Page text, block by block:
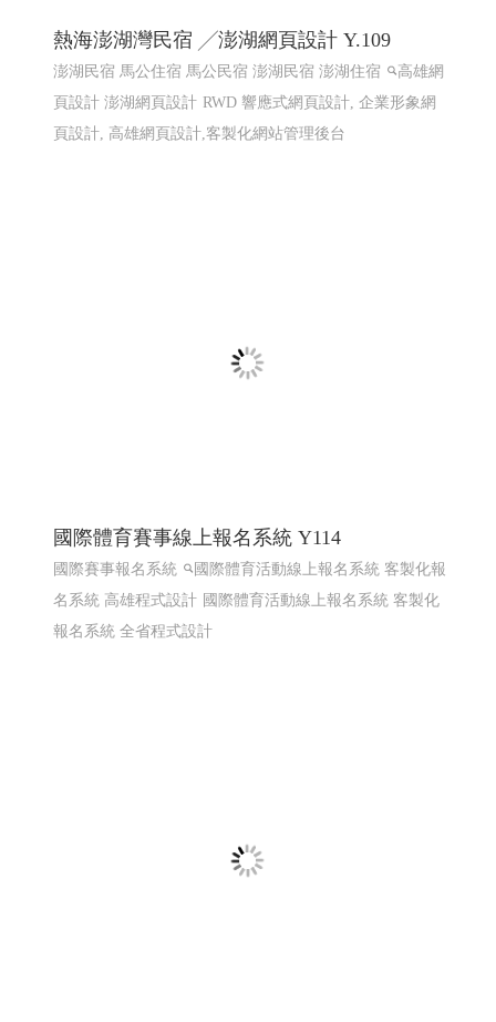
熱海澎湖灣民宿 ╱澎湖網頁設計 Y.109
澎湖民宿 馬公住宿 馬公民宿 澎湖民宿 澎湖住宿
高雄網
頁設計 澎湖網頁設計 RWD 響應式網頁設計, 企業形象網
頁設計, 高雄網頁設計,客製化網站管理後台
國際體育賽事線上報名系統 Y114
國際賽事報名系統
國際體育活動線上報名系統 客製化報
名系統 高雄程式設計 國際體育活動線上報名系統 客製化
報名系統 全省程式設計